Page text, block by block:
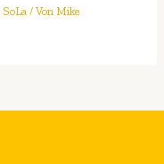
SoLa / Von Mike